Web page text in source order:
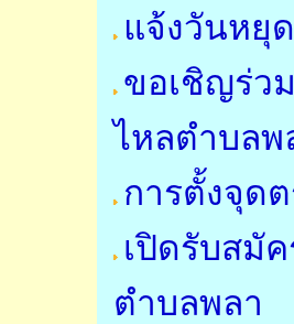
แจ้งวันหยุ
ขอเชิญร่ว
ไหลตำบล
การตั้งจุด
เปิดรับสมั
ตำบลพลา